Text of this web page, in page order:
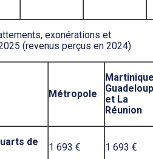
exonérations et
(revenus perçus en 2024)
Métropole
et La
Réunion
de
1 693 € 1 693 €